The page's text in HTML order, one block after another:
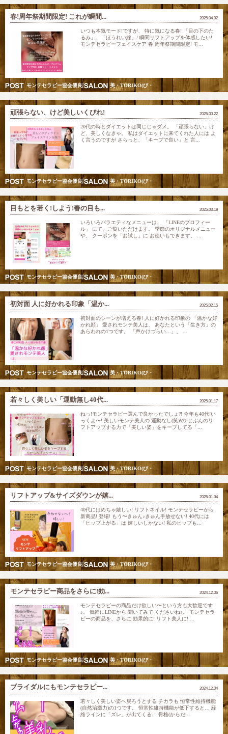
2025.04.02
春!周年祭期間限定! これが瞬間...
いつも本気モード!ですが、 特に気になる春! 「目の下のた
るみ」、「ほうれい線」! 瞬間リフトアップを体感したい!
モンテセラピーフェイスケア 春 周年祭期間限定! モ...
モンテセラピー協会優良認定スクール講師&五行美巡り調律師美・TORIKO(び・とりこ) 愛されリフト美人モン
2025.03.22
頑張らない、けど美しいくびれ!
20代の時とダイエットは同じじゃダメ。 「頑張らない」け
ど、美しくなきゃ。 私はダイエットに来てくれた人には よ
く言うのですが さらっと、「キープで良い」と 言...
モンテセラピー協会優良認定スクール講師&五行美巡り調律師美・TORIKO(び・とりこ) 愛されリフト美人モン
2025.03.19
目もとを若く!しよう!春の目も...
いろいろバラエティなメニューは、 「LINEのプロフィー
ル」 にて、ご覧いただけます。 季節のオリジナルメニュー
や、 クーポンを「お試し」に お使いもできます。 ...
モンテセラピー協会優良認定スクール講師&五行美巡り調律師美・TORIKO(び・とりこ) 愛されリフト美人モン
2025.02.15
初対面 人に好かれる印象「温か...
初対面のシーンが増える春! 人に好かれる印象の 「温かな好
かれ顔」 愛されモンテ美人は、 あなたという「生き方」の
あらわれの1つです。 「声かけづらい…」、 ...
モンテセラピー協会優良認定スクール講師&五行美巡り調律師美・TORIKO(び・とりこ) 愛されリフト美人モン
2025.01.17
若々しく美しい「運動無し40代...
ねっ!モンテセラピー選んで良かったでしょ?! 今年も40代!い
っくよ〜! 美しいモンテ美人の 運動なし(笑)!の じぶんのリ
フトアップする力で「美しい姿」をキープしてる「...
モンテセラピー協会優良認定スクール講師&五行美巡り調律師美・TORIKO(び・とりこ) 愛されリフト美人モン
2025.01.04
リフトアップ&サイズダウンが嬉...
40代にはめちゃ嬉しい! リフトネイル! モンテセラピーから
新商品! 登場! もう〜きゅん♪きゅん手放せない! 40代には
「ヒップ上がる」は 嬉しいしかない! 私のヒップも...
モンテセラピー協会優良認定スクール講師&五行美巡り調律師美・TORIKO(び・とりこ) 愛されリフト美人モン
2024.12.06
モンテセラピー商品をさらに!効...
モンテセラピーの商品だけ欲しい〜という方も大歓迎です
♪。 気軽にLINEから 聞いてみて くださいね♪。 モンテセラ
ピーの商品を、さらに 効果的に! リフト美人に! ...
モンテセラピー協会優良認定スクール講師&五行美巡り調律師美・TORIKO(び・とりこ) 愛されリフト美人モン
2024.12.04
ブライダルにもモンテセラピー...
若々しく美しい姿へ戻ろうとする チカラも 恒常性維持機能
(自然治癒力)の1つです。 恒常性維持機能が低下すると… 経
絡ラインに「ズレ」が出てくる、 骨格(からだ...